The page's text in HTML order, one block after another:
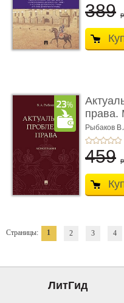
389
права.
Рыбаков
459
Страницы: 1 2 3 4
ЛитГид